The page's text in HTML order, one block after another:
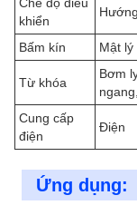
khiển
Bấm kín Mật
Từ khóa
Bơm
Cung cấp
điện
Điện
Ứng dụng: